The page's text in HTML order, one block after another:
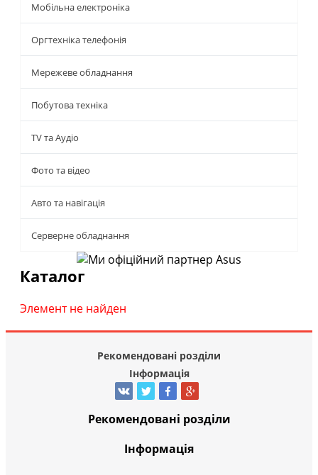
Мобільна електроніка
Оргтехніка телефонія
Мережеве обладнання
Побутова техніка
TV та Аудіо
Фото та відео
Авто та навігація
Серверне обладнання
Каталог
Элемент не найден
Рекомендовані розділи
Інформація
Рекомендовані розділи
Інформація